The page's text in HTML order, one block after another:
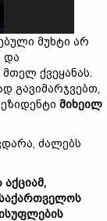
მუხტი არ
და
ქვეყანას.
გავიმარჯვებთ,
მიხეილ
ძალებს